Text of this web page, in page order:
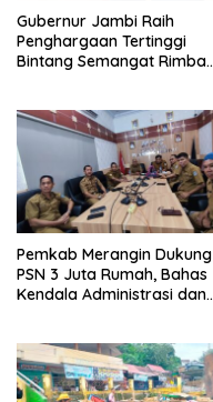
Gubernur Jambi Raih
Penghargaan Tertinggi
Bintang Semangat Rimba
Pemkab Merangin Dukung
PSN 3 Juta Rumah, Bahas
Kendala Administrasi dan